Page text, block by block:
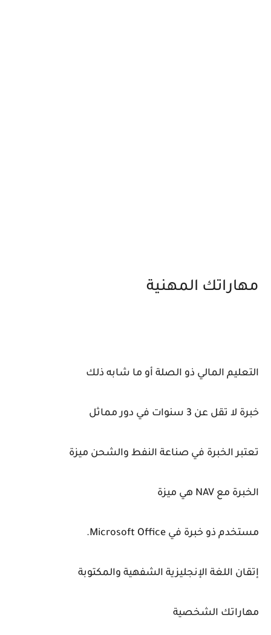
مهاراتك المهنية
التعليم المالي ذو الصلة أو ما شابه ذلك
خبرة لا تقل عن 3 سنوات في دور مماثل
تعتبر الخبرة في صناعة النفط والشحن ميزة
الخبرة مع NAV هي ميزة
مستخدم ذو خبرة في Microsoft Office.
إتقان اللغة الإنجليزية الشفهية والمكتوبة
مهاراتك الشخصية